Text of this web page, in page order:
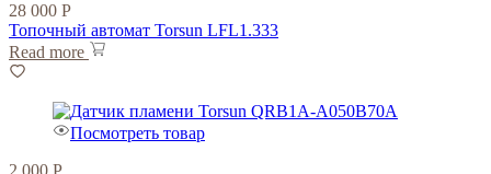
28 000 Р
Топочный автомат Torsun LFL1.333
Read more
Посмотреть товар